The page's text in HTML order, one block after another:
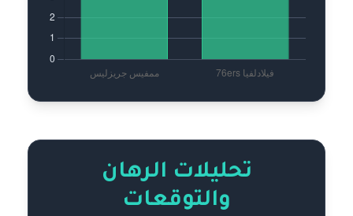
تحليلات الرهان
والتوقعات